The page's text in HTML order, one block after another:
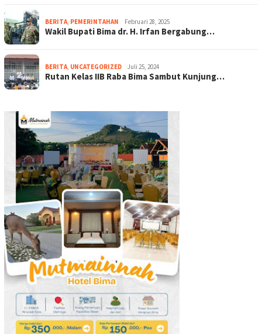
BERITA PEMERINTAHAN Februari 28, 2025
Wakil Bupati Bima dr. H. Irfan Bergabung…
BERITA UNCATEGORIZED Juli 25, 2024
Rutan Kelas IIB Raba Bima Sambut Kunjung…